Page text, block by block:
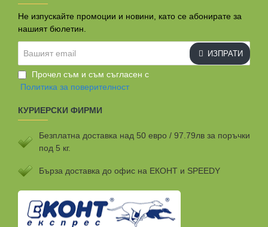
Не изпускайте промоции и новини, като се абонирате за
нашият бюлетин.
email
ИЗПРАТИ
Прочел съм и съм съгласен с
Политика за поверителност
КУРИЕРСКИ ФИРМИ
Безплатна доставка над 50 евро / 97.79лв за поръчки
под 5 кг.
Бързa доставка до офис на ЕКОНТ и SPEEDY